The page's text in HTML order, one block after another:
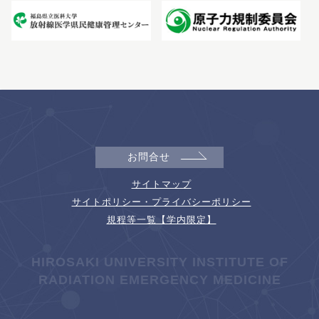
お問合せ
サイトマップ
サイトポリシー・プライバシーポリシー
規程等一覧【学内限定】
HIROSAKI UNIVERSITY INSTITUTE OF
RADIATION EMERGENCY MEDICINE